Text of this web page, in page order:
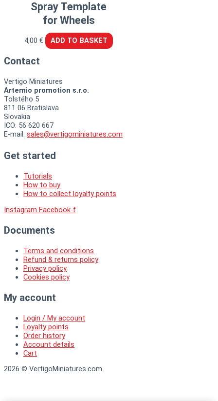
Spray Template
for Wheels
4,00€ ADD TO BASKET
Contact
Vertigo Miniatures
Artemio promotion s.r.o.
Tolstého 5
811 06 Bratislava
Slovakia
ICO: 56 620 667
E-mail: sales@vertigominiatures.com
Get started
Tutorials
How to buy
How to collect loyalty points
Instagram Facebook-f
Documents
Terms and conditions
Refund & returns policy
Privacy policy
Cookies policy
My account
Login / My account
Loyalty points
Order history
Account details
Cart
2026 © VertigoMiniatures.com